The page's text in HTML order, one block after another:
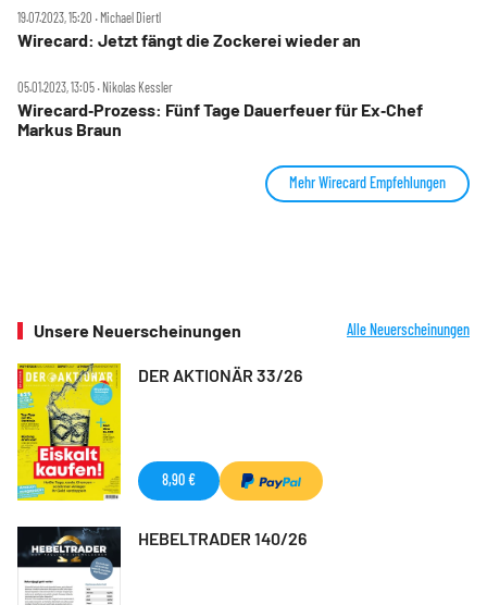
19.07.2023, 15:20 ‧ Michael Diertl
Wirecard: Jetzt fängt die Zockerei wieder an
05.01.2023, 13:05 ‧ Nikolas Kessler
Wirecard‑Prozess: Fünf Tage Dauerfeuer für Ex‑Chef
Markus Braun
Mehr Wirecard Empfehlungen
Unsere Neuerscheinungen Alle Neuerscheinungen
DER AKTIONÄR 33/26
8,90 €
HEBELTRADER 140/26